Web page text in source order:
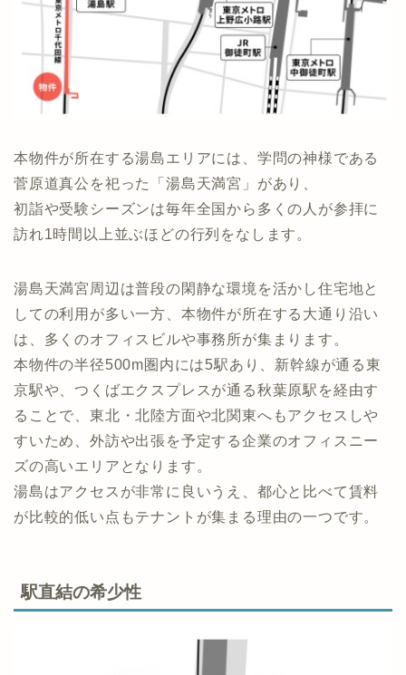
本物件が所在する湯島エリアには、学問の神様である
菅原道真公を祀った「湯島天満宮」があり、
初詣や受験シーズンは毎年全国から多くの人が参拝に
訪れ1時間以上並ぶほどの行列をなします。
湯島天満宮周辺は普段の閑静な環境を活かし住宅地と
しての利用が多い一方、本物件が所在する大通り沿い
は、多くのオフィスビルや事務所が集まります。
本物件の半径500m圏内には5駅あり、新幹線が通る東
京駅や、つくばエクスプレスが通る秋葉原駅を経由す
ることで、東北・北陸方面や北関東へもアクセスしや
すいため、外訪や出張を予定する企業のオフィスニー
ズの高いエリアとなります。
湯島はアクセスが非常に良いうえ、都心と比べて賃料
が比較的低い点もテナントが集まる理由の一つです。
駅直結の希少性